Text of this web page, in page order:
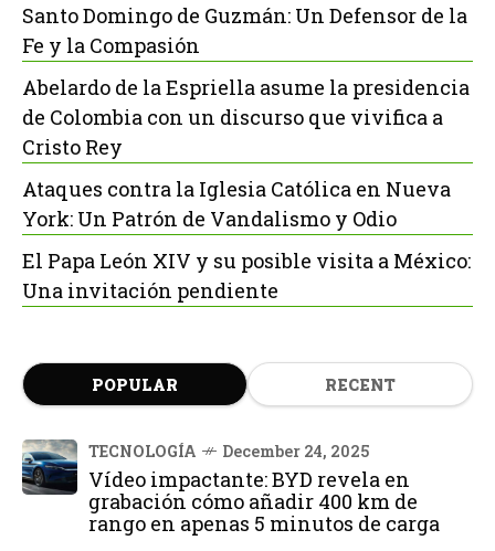
Santo Domingo de Guzmán: Un Defensor de la
Fe y la Compasión
Abelardo de la Espriella asume la presidencia
de Colombia con un discurso que vivifica a
Cristo Rey
Ataques contra la Iglesia Católica en Nueva
York: Un Patrón de Vandalismo y Odio
El Papa León XIV y su posible visita a México:
Una invitación pendiente
POPULAR RECENT
TECNOLOGÍA December 24, 2025
Vídeo impactante: BYD revela en
grabación cómo añadir 400 km de
rango en apenas 5 minutos de carga